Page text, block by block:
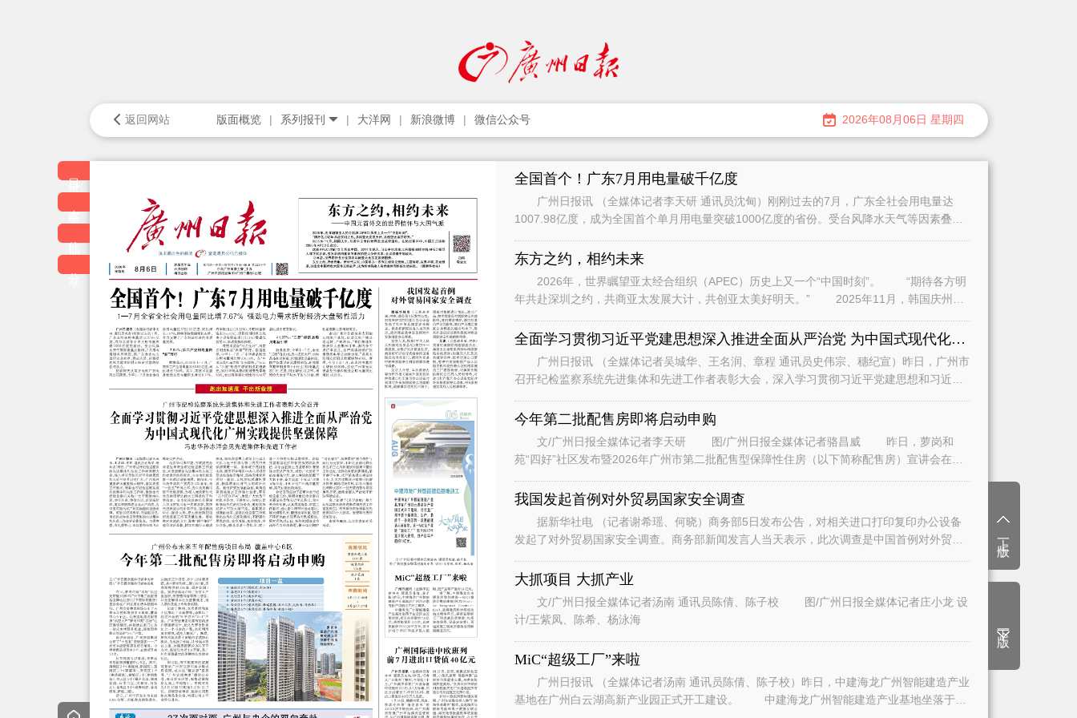
返回网站 版面概览 系列报刊 大洋网 新浪微博 微信公众号 2026年08月06日 星期四
全国首个！广东7月用电量破千亿度
广州日报讯 （全媒体记者李天研 通讯员沈甸）刚刚过去的7月，广东全社会用电量达
1007.98亿度，成为全国首个单月用电量突破1000亿度的省份。受台风降水天气等因素叠加
东方之约，相约未来
2026年，世界瞩望亚太经合组织（APEC）历史上又一个“中国时刻”。 “期待各方明
年共赴深圳之约，共商亚太发展大计，共创亚太美好明天。” 2025年11月，韩国庆州，
全面学习贯彻习近平党建思想深入推进全面从严治党 为中国式现代化广州实践提供坚强保障
广州日报讯 （全媒体记者吴城华、王名润、章程 通讯员史伟宗、穗纪宣）昨日，广州市
召开纪检监察系统先进集体和先进工作者表彰大会，深入学习贯彻习近平党建思想和习近平
今年第二批配售房即将启动申购
文/广州日报全媒体记者李天研 图/广州日报全媒体记者骆昌威 昨日，萝岗和
苑“四好”社区发布暨2026年广州市第二批配售型保障性住房（以下简称配售房）宣讲会在广
我国发起首例对外贸易国家安全调查
据新华社电 （记者谢希瑶、何晓）商务部5日发布公告，对相关进口打印复印办公设备
发起了对外贸易国家安全调查。商务部新闻发言人当天表示，此次调查是中国首例对外贸易
大抓项目 大抓产业
文/广州日报全媒体记者汤南 通讯员陈倩、陈子校 图/广州日报全媒体记者庄小龙 设
计/王紫凤、陈希、杨泳海
MiC“超级工厂”来啦
广州日报讯 （全媒体记者汤南 通讯员陈倩、陈子校）昨日，中建海龙广州智能建造产业
基地在广州白云湖高新产业园正式开工建设。 中建海龙广州智能建造产业基地坐落于白